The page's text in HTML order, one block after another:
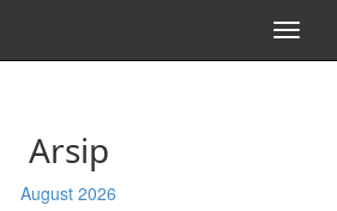
Arsip
August 2026